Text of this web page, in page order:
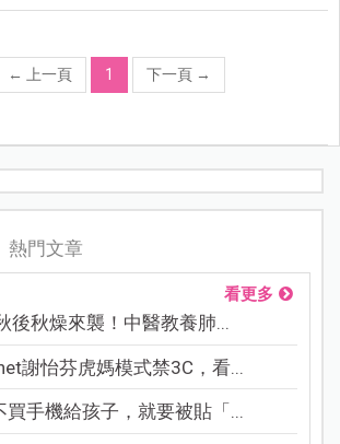
← 上一頁 1 下一頁 →
熱門文章
看更多
後秋燥來襲！中醫教養肺...
謝怡芬虎媽模式禁3C，看...
買手機給孩子，就要被貼「...